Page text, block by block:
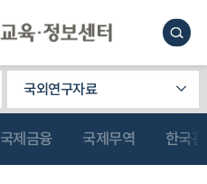
국외연구자료
국제금융 국제무역 한국